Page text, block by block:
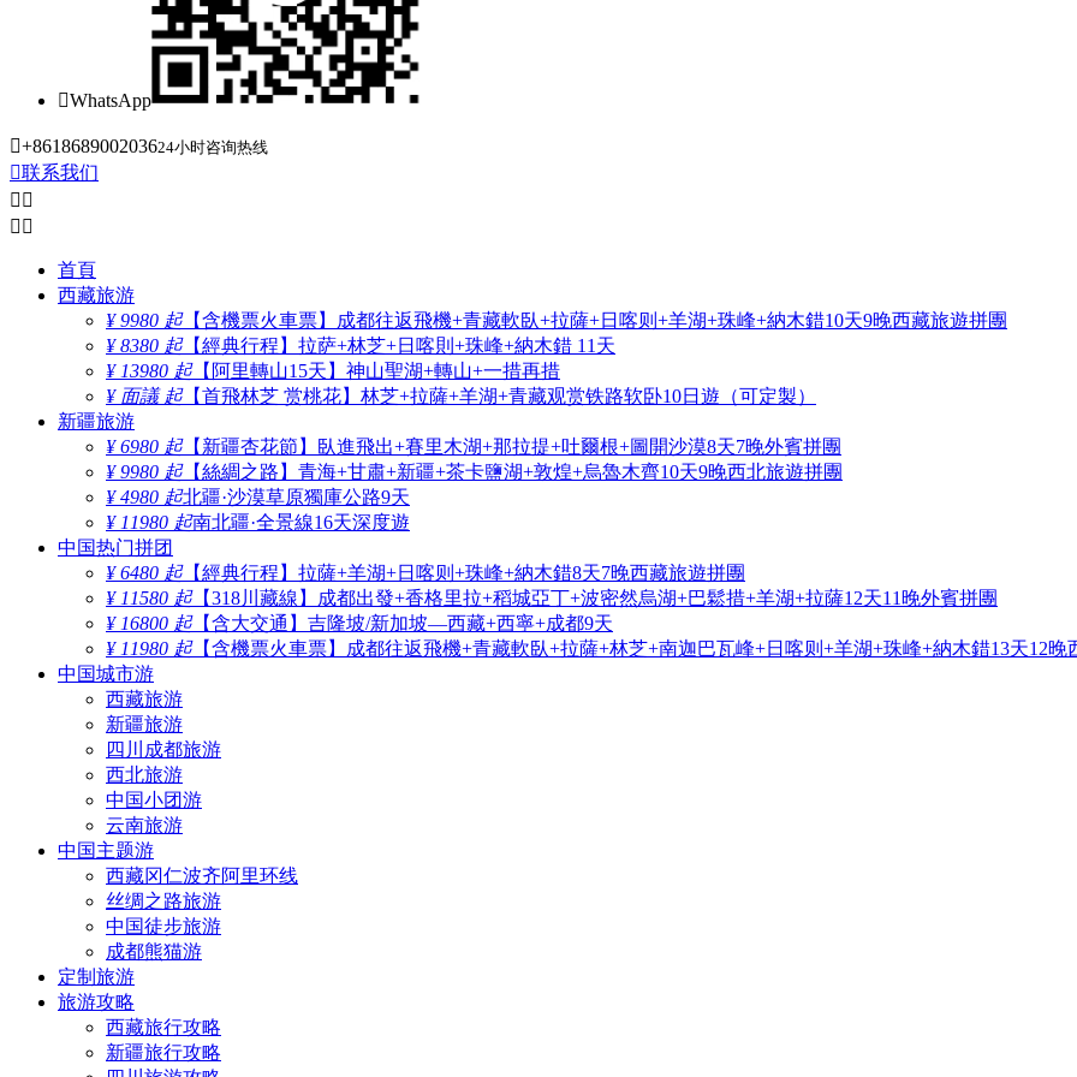
WhatsApp
+861868900203624小时咨询热线
联系我们
 
 
首頁
西藏旅游
¥ 9980 起【含機票火車票】成都往返飛機+青藏軟臥+拉薩+日喀则+羊湖+珠峰+納木錯10天9晚西藏旅遊拼團
¥ 8380 起【經典行程】拉萨+林芝+日喀則+珠峰+納木錯 11天
¥ 13980 起【阿里轉山15天】神山聖湖+轉山+一措再措
¥ 面議 起【首飛林芝 赏桃花】林芝+拉薩+羊湖+青藏观赏铁路软卧10日遊（可定製）
新疆旅游
¥ 6980 起【新疆杏花節】臥進飛出+賽里木湖+那拉提+吐爾根+圖開沙漠8天7晚外賓拼團
¥ 9980 起【絲綢之路】青海+甘肅+新疆+茶卡鹽湖+敦煌+烏魯木齊10天9晚西北旅遊拼團
¥ 4980 起北疆·沙漠草原獨庫公路9天
¥ 11980 起南北疆·全景線16天深度遊
中国热门拼团
¥ 6480 起【經典行程】拉薩+羊湖+日喀则+珠峰+納木錯8天7晚西藏旅遊拼團
¥ 11580 起【318川藏線】成都出發+香格里拉+稻城亞丁+波密然烏湖+巴鬆措+羊湖+拉薩12天11晚外賓拼團
¥ 16800 起【含大交通】吉隆坡/新加坡—西藏+西寧+成都9天
¥ 11980 起【含機票火車票】成都往返飛機+青藏軟臥+拉薩+林芝+南迦巴瓦峰+日喀则+羊湖+珠峰+納木錯13天12晚
中国城市游
西藏旅游
新疆旅游
四川成都旅游
西北旅游
中国小团游
云南旅游
中国主题游
西藏冈仁波齐阿里环线
丝绸之路旅游
中国徒步旅游
成都熊猫游
定制旅游
旅游攻略
西藏旅行攻略
新疆旅行攻略